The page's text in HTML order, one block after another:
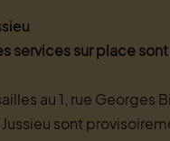
services sur place
au 1, rue Georges
sont